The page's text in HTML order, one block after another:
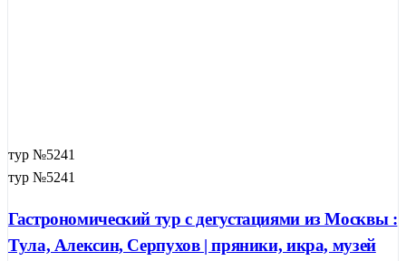
тур №5241
тур №5241
Гастрономический тур с дегустациями из Москвы :
Тула, Алексин, Серпухов | пряники, икра, музей